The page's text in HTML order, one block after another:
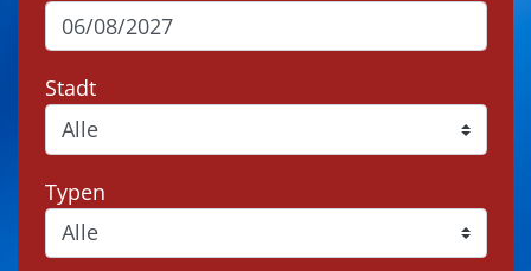
Stadt
Typen